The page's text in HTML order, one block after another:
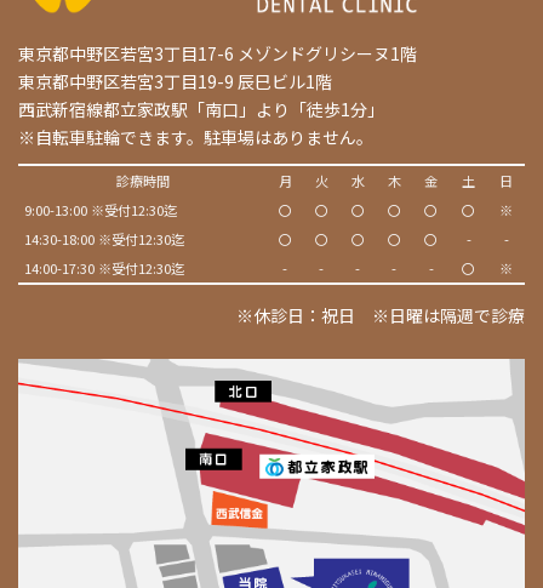
東京都中野区若宮3丁目17-6 メゾンドグリシーヌ1階
東京都中野区若宮3丁目19-9 辰巳ビル1階
西武新宿線都立家政駅「南口」より「徒歩1分」
※自転車駐輪できます。駐車場はありません。
診療時間 月 火 水 木 金 土
日
9:00-13:00 ※受付12:30迄
〇 〇 〇 〇 〇 〇
※
14:30-18:00 ※受付12:30迄
〇 〇 〇 〇 〇 -
-
14:00-17:30 ※受付12:30迄
- - - - - 〇 ※
※休診日：祝日 ※日曜は隔週で診療